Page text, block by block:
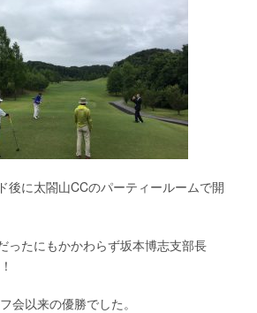
後に太閤山CCのパーティールームで開
ったにもかかわらず坂本博志支部長
会以来の優勝でした。